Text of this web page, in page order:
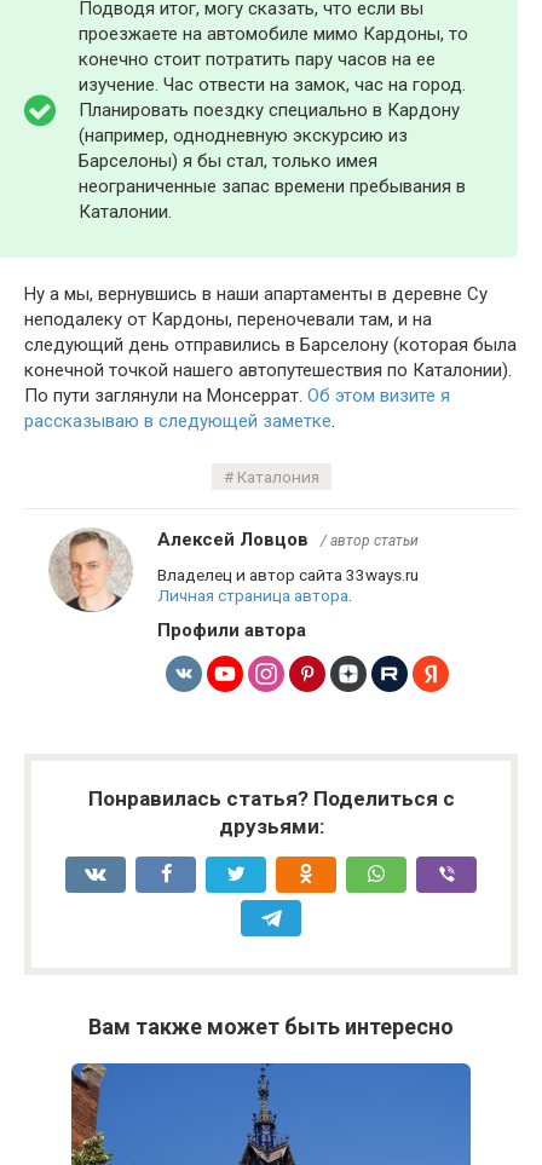
Подводя итог, могу сказать, что если вы
проезжаете на автомобиле мимо Кардоны, то
конечно стоит потратить пару часов на ее
изучение. Час отвести на замок, час на город.
Планировать поездку специально в Кардону
(например, однодневную экскурсию из
Барселоны) я бы стал, только имея
неограниченные запас времени пребывания в
Каталонии.
Ну а мы, вернувшись в наши апартаменты в деревне Су
неподалеку от Кардоны, переночевали там, и на
следующий день отправились в Барселону (которая была
конечной точкой нашего автопутешествия по Каталонии).
По пути заглянули на Монсеррат. Об этом визите я
рассказываю в следующей заметке
Каталония
Алексей Ловцов / автор статьи
Владелец и автор сайта 33ways.ru
Личная страница автора
Профили автора
Понравилась статья? Поделиться с
друзьями:
Вам также может быть интересно